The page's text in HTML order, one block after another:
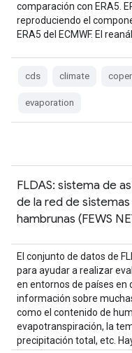
comparación con ERA5.
reproduciendo el
ERA5 del ECMWF. El
cds climate
evaporation
FLDAS: sistema de
de la red de
hambrunas (FEWS
El conjunto de datos de
para ayudar a realizar
en entornos de países en
información sobre
como el contenido de
evapotranspiración, la
precipitación total, etc.